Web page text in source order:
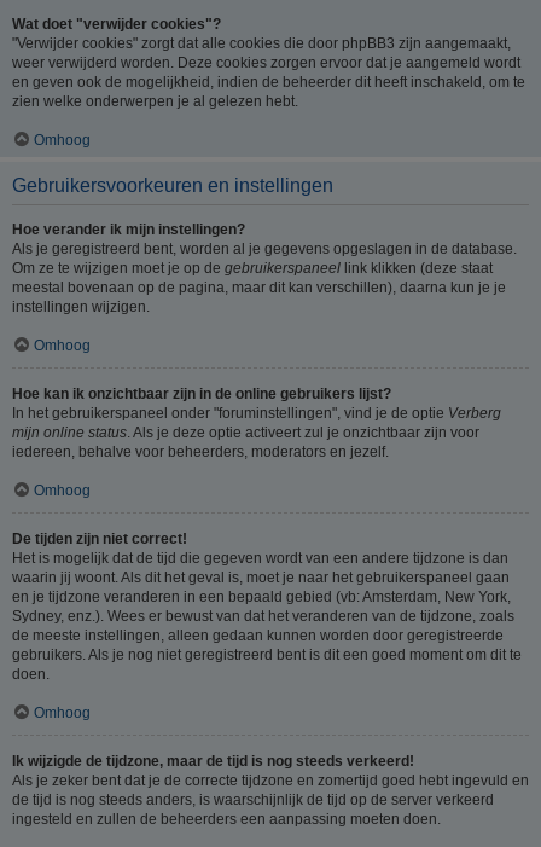
Wat doet "verwijder cookies"?
"Verwijder cookies" zorgt dat alle cookies die door phpBB3 zijn aangemaakt,
weer verwijderd worden. Deze cookies zorgen ervoor dat je aangemeld wordt
en geven ook de mogelijkheid, indien de beheerder dit heeft inschakeld, om te
zien welke onderwerpen je al gelezen hebt.
Omhoog
Gebruikersvoorkeuren en instellingen
Hoe verander ik mijn instellingen?
Als je geregistreerd bent, worden al je gegevens opgeslagen in de database.
Om ze te wijzigen moet je op de gebruikerspaneel link klikken (deze staat
meestal bovenaan op de pagina, maar dit kan verschillen), daarna kun je je
instellingen wijzigen.
Omhoog
Hoe kan ik onzichtbaar zijn in de online gebruikers lijst?
In het gebruikerspaneel onder "foruminstellingen", vind je de optie Verberg
mijn online status . Als je deze optie activeert zul je onzichtbaar zijn voor
iedereen, behalve voor beheerders, moderators en jezelf.
Omhoog
De tijden zijn niet correct!
Het is mogelijk dat de tijd die gegeven wordt van een andere tijdzone is dan
waarin jij woont. Als dit het geval is, moet je naar het gebruikerspaneel gaan
en je tijdzone veranderen in een bepaald gebied (vb: Amsterdam, New York,
Sydney, enz.). Wees er bewust van dat het veranderen van de tijdzone, zoals
de meeste instellingen, alleen gedaan kunnen worden door geregistreerde
gebruikers. Als je nog niet geregistreerd bent is dit een goed moment om dit te
doen.
Omhoog
Ik wijzigde de tijdzone, maar de tijd is nog steeds verkeerd!
Als je zeker bent dat je de correcte tijdzone en zomertijd goed hebt ingevuld en
de tijd is nog steeds anders, is waarschijnlijk de tijd op de server verkeerd
ingesteld en zullen de beheerders een aanpassing moeten doen.